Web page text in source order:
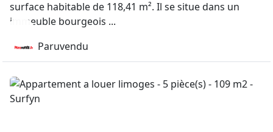
surface habitable de 118,41 m². Il se situe dans un
immeuble bourgeois ...
Paruvendu